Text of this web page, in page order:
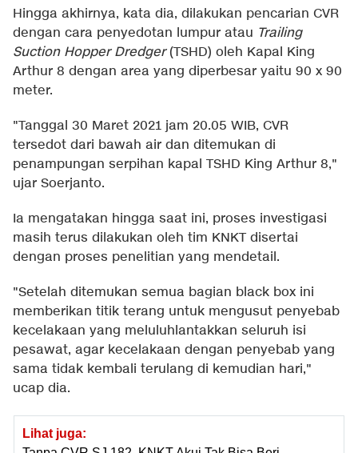
Hingga akhirnya, kata dia, dilakukan pencarian CVR
dengan cara penyedotan lumpur atau Trailing
Suction Hopper Dredger(TSHD) oleh Kapal King
Arthur 8 dengan area yang diperbesar yaitu 90 x 90
meter.
"Tanggal 30 Maret 2021 jam 20.05 WIB, CVR
tersedot dari bawah air dan ditemukan di
penampungan serpihan kapal TSHD King Arthur 8,"
ujar Soerjanto.
Ia mengatakan hingga saat ini, proses investigasi
masih terus dilakukan oleh tim KNKT disertai
dengan proses penelitian yang mendetail.
"Setelah ditemukan semua bagian black box ini
memberikan titik terang untuk mengusut penyebab
kecelakaan yang meluluhlantakkan seluruh isi
pesawat, agar kecelakaan dengan penyebab yang
sama tidak kembali terulang di kemudian hari,"
ucap dia.
Lihat juga: